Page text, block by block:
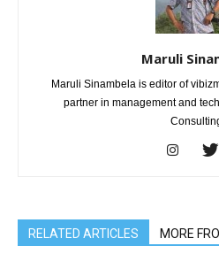
Maruli
Maruli Sinambela is editor of
partner in management and
RELATED ARTICLES MORE